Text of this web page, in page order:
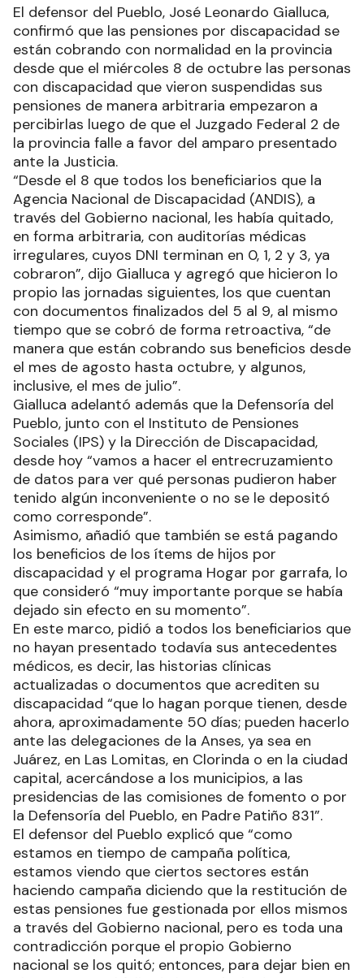
El defensor del Pueblo, José Leonardo Gialluca,
confirmó que las pensiones por discapacidad se
están cobrando con normalidad en la provincia
desde que el miércoles 8 de octubre las personas
con discapacidad que vieron suspendidas sus
pensiones de manera arbitraria empezaron a
percibirlas luego de que el Juzgado Federal 2 de
la provincia falle a favor del amparo presentado
ante la Justicia.
“Desde el 8 que todos los beneficiarios que la
Agencia Nacional de Discapacidad (ANDIS), a
través del Gobierno nacional, les había quitado,
en forma arbitraria, con auditorías médicas
irregulares, cuyos DNI terminan en 0, 1, 2 y 3, ya
cobraron”, dijo Gialluca y agregó que hicieron lo
propio las jornadas siguientes, los que cuentan
con documentos finalizados del 5 al 9, al mismo
tiempo que se cobró de forma retroactiva, “de
manera que están cobrando sus beneficios desde
el mes de agosto hasta octubre, y algunos,
inclusive, el mes de julio”.
Gialluca adelantó además que la Defensoría del
Pueblo, junto con el Instituto de Pensiones
Sociales (IPS) y la Dirección de Discapacidad,
desde hoy “vamos a hacer el entrecruzamiento
de datos para ver qué personas pudieron haber
tenido algún inconveniente o no se le depositó
como corresponde”.
Asimismo, añadió que también se está pagando
los beneficios de los ítems de hijos por
discapacidad y el programa Hogar por garrafa, lo
que consideró “muy importante porque se había
dejado sin efecto en su momento”.
En este marco, pidió a todos los beneficiarios que
no hayan presentado todavía sus antecedentes
médicos, es decir, las historias clínicas
actualizadas o documentos que acrediten su
discapacidad “que lo hagan porque tienen, desde
ahora, aproximadamente 50 días; pueden hacerlo
ante las delegaciones de la Anses, ya sea en
Juárez, en Las Lomitas, en Clorinda o en la ciudad
capital, acercándose a los municipios, a las
presidencias de las comisiones de fomento o por
la Defensoría del Pueblo, en Padre Patiño 831”.
El defensor del Pueblo explicó que “como
estamos en tiempo de campaña política,
estamos viendo que ciertos sectores están
haciendo campaña diciendo que la restitución de
estas pensiones fue gestionada por ellos mismos
a través del Gobierno nacional, pero es toda una
contradicción porque el propio Gobierno
nacional se los quitó; entonces, para dejar bien en